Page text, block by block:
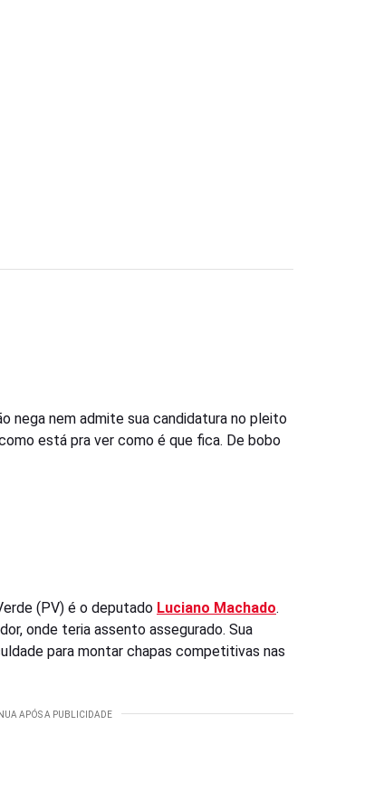
nega nem admite sua candidatura no pleito
está pra ver como é que fica. De bobo
(PV) é o deputado Luciano Machado.
onde teria assento assegurado. Sua
para montar chapas competitivas nas